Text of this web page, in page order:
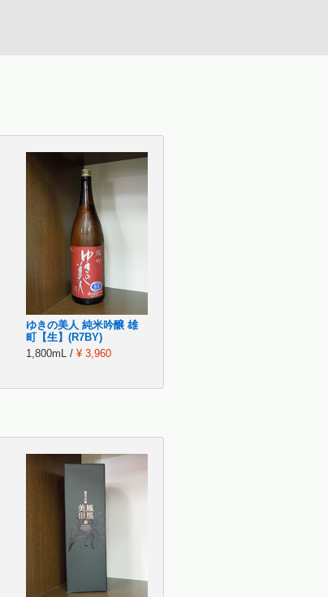
ゆきの美人 純米吟醸 雄
町【生】(R7BY)
1,800mL / ¥ 3,960